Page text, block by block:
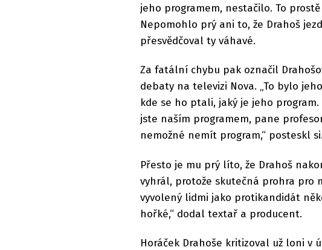
jeho programem, nestačilo. To
Nepomohlo prý ani to, že Drahoš
přesvědčoval ty váhavé.
Za fatální chybu pak označil
debaty na televizi Nova. „To bylo
kde se ho ptali, jaký je jeho
jste naším programem, pane
nemožné nemít program,“ posteskl si.
Přesto je mu prý líto, že Drahoš
vyhrál, protože skutečná prohra pro
vyvolený lidmi jako protikandidát
hořké,“ dodal textař a producent.
Horáček Drahoše kritizoval už loni v